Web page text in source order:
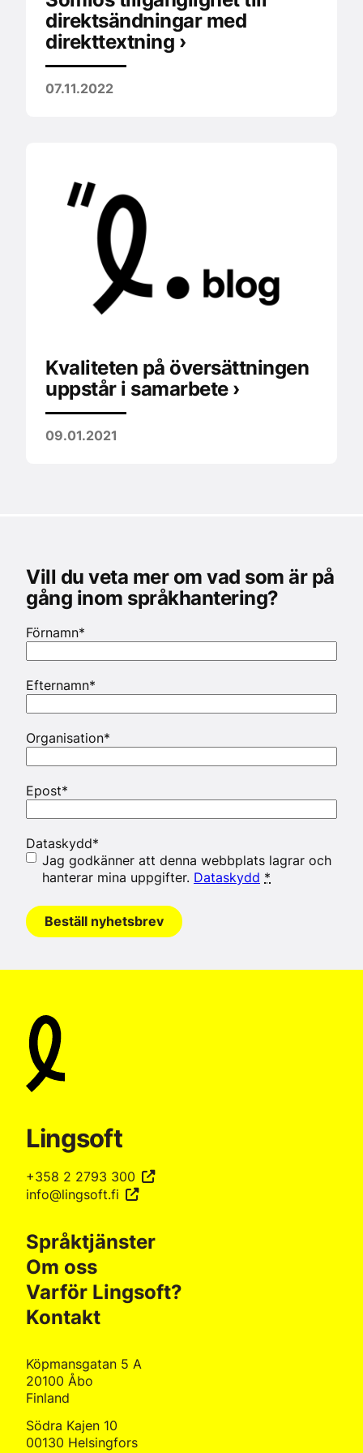
direktsändningar med
direkttextning ›
07.11.2022
Kvaliteten på översättningen
uppstår i samarbete ›
09.01.2021
Vill du veta mer om vad som är på
gång inom språkhantering?
Förnamn*
Efternamn*
Organisation*
Epost*
Dataskydd*
Jag godkänner att denna webbplats lagrar och
hanterar mina uppgifter. Dataskydd *
Beställ nyhetsbrev
Lingsoft
+358 2 2793 300
info@lingsoft.fi
Köpmansgatan 5 A
20100 Åbo
Finland
Södra Kajen 10
00130 Helsingfors
Språktjänster
Om oss
Varför Lingsoft?
Kontakt